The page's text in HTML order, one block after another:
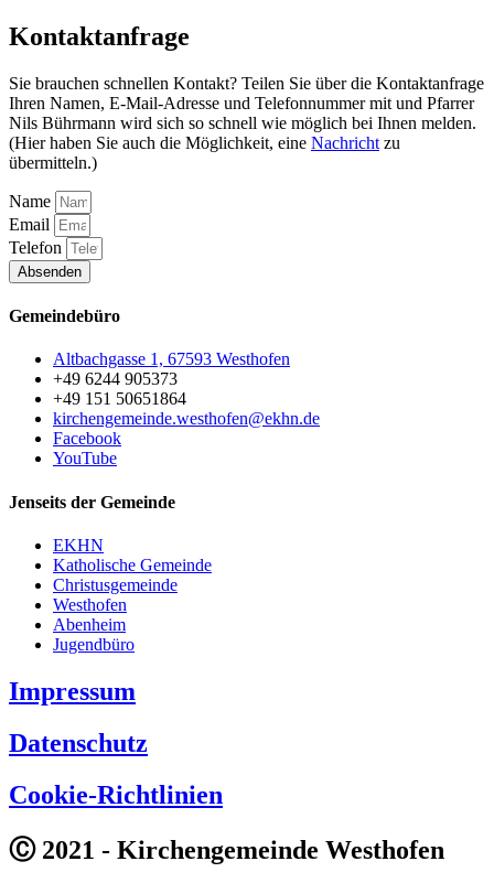
Kontaktanfrage
Sie brauchen schnellen Kontakt? Teilen Sie über die Kontaktanfrage
Ihren Namen, E-Mail-Adresse und Telefonnummer mit und Pfarrer
Nils Bührmann wird sich so schnell wie möglich bei Ihnen melden.
(Hier haben Sie auch die Möglichkeit, eine Nachricht zu
übermitteln.)
Name
Email
Telefon
Absenden
Gemeindebüro
Altbachgasse 1, 67593 Westhofen
+49 6244 905373
+49 151 50651864
kirchengemeinde.westhofen@ekhn.de
Facebook
YouTube
Jenseits der Gemeinde
EKHN
Katholische Gemeinde
Christusgemeinde
Westhofen
Abenheim
Jugendbüro
Impressum
Datenschutz
Cookie-Richtlinien
Ⓒ 2021 - Kirchengemeinde Westhofen